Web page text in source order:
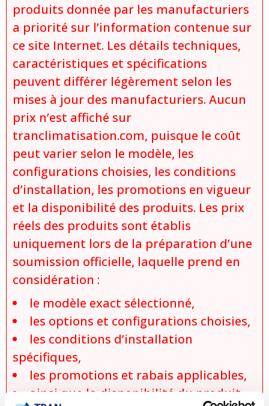
produits donnée par les manufacturiers
a priorité sur l’information contenue sur
ce site Internet. Les détails techniques,
caractéristiques et spécifications
peuvent différer légèrement selon les
mises à jour des manufacturiers. Aucun
prix n’est affiché sur
tranclimatisation.com, puisque le coût
peut varier selon le modèle, les
configurations choisies, les conditions
d’installation, les promotions en vigueur
et la disponibilité des produits. Les prix
réels des produits sont établis
uniquement lors de la préparation d’une
soumission officielle, laquelle prend en
considération :
le modèle exact sélectionné,
les options et configurations choisies,
les conditions d’installation
spécifiques,
les promotions et rabais applicables,
ainsi que la disponibilité du produit